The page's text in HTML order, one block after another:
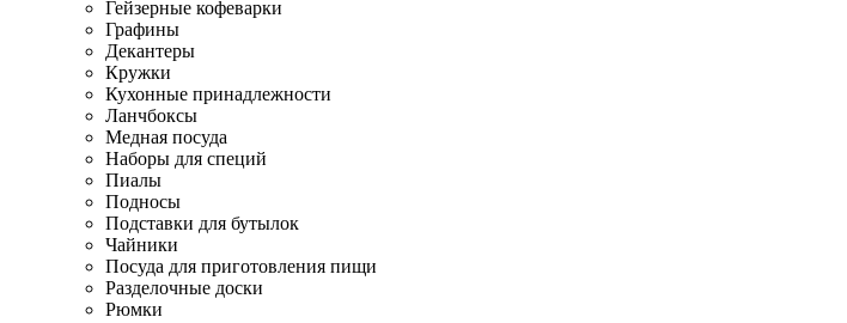
Гейзерные кофеварки
Графины
Декантеры
Кружки
Кухонные принадлежности
Ланчбоксы
Медная посуда
Наборы для специй
Пиалы
Подносы
Подставки для бутылок
Чайники
Посуда для приготовления пищи
Разделочные доски
Рюмки